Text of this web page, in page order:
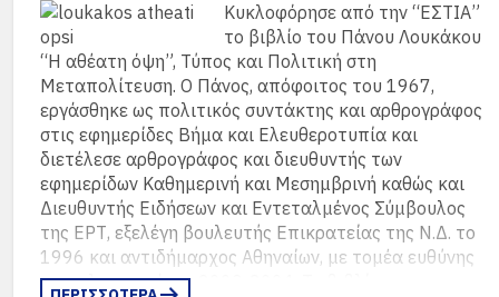
ενώ συντόνισε ο δημοσιογράφος Αντώνης Δ.
Παπαγιαννίδης
Το 2006, κυκλοφόρησε από τις Μεταμεσονύκτιες
Εκδόσεις το ημερολόγιο του Paul Porter –
απεσταλμένου του Προέδρου Τρούμαν το 1947 στην
Ελλάδα. Το «Ζητείται ένα θαύμα για την Ελλάδα
διαβάστηκε πολύ, παρατηρήθηκε ακόμη περισσότερο
για όσα έδειξε για την λειτουργία της Ελληνικής
οικονομίας, αλλά και για την σχέση της πολιτικής
σκηνής καθώς και της Διοίκησης, με τους συμβούλους
Κυκλοφόρησε από την “ΕΣΤΙΑ”
το βιβλίο του Πάνου Λουκάκου
“Η αθέατη όψη”, Τύπος και Πολιτική στη
Μεταπολίτευση. Ο Πάνος, απόφοιτος του 1967,
εργάσθηκε ως πολιτικός συντάκτης και αρθρογράφος
στις εφημερίδες Βήμα και Ελευθεροτυπία και
διετέλεσε αρθρογράφος και διευθυντής των
εφημερίδων Καθημερινή και Μεσημβρινή καθώς και
Διευθυντής Ειδήσεων και Εντεταλμένος Σύμβουλος
της ΕΡΤ, εξελέγη βουλευτής Επικρατείας της Ν.Δ. το
1996 και αντιδήμαρχος Αθηναίων, με τομέα ευθύνης
τα πολιτιστικά, το 2003-2004. Το βιβλίο